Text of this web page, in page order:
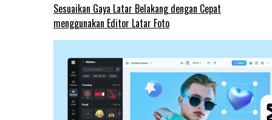
Sesuaikan Gaya Latar Belakang dengan Cepat
menggunakan Editor Latar Foto